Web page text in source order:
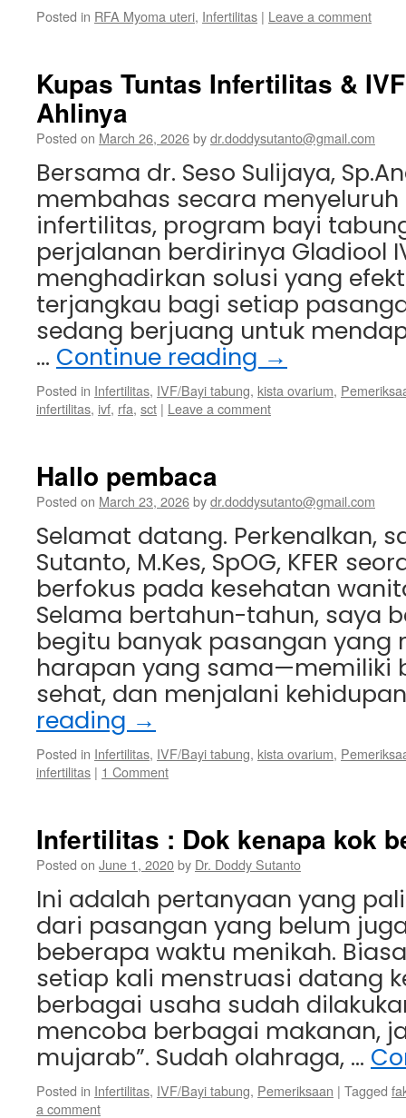
Posted in RFA Myoma uteri, Infertilitas | Leave a comment
Kupas Tuntas Infertilitas &
Ahlinya
Posted on March 26, 2026bydr.doddysutanto@gmail.com
Bersama dr. Seso Sulijaya,
membahas secara
infertilitas, program bayi
perjalanan berdirinya Gladiool
menghadirkan solusi yang
terjangkau bagi setiap
sedang berjuang untuk
… Continue reading →
Posted in Infertilitas, IVF/Bayi tabung, kista ovarium,
infertilitas, ivf, rfa, sct | Leave a comment
Hallo pembaca
Posted on March 23, 2026bydr.doddysutanto@gmail.com
Selamat datang. Perkenalkan,
Sutanto, M.Kes, SpOG, KFER
berfokus pada kesehatan
Selama bertahun-tahun, saya
begitu banyak pasangan yang
harapan yang sama—memiliki
sehat, dan menjalani
reading →
Posted in Infertilitas, IVF/Bayi tabung, kista ovarium,
infertilitas | 1 Comment
Infertilitas : Dok kenapa kok
Posted on June 1, 2020by Dr. Doddy Sutanto
Ini adalah pertanyaan yang
dari pasangan yang belum
beberapa waktu menikah.
setiap kali menstruasi datang
berbagai usaha sudah
mencoba berbagai makanan,
mujarab”. Sudah olahraga, …
Posted in Infertilitas, IVF/Bayi tabung, Pemeriksaan | Tagged
a comment